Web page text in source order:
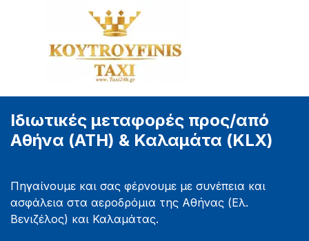
Παράλειψη μενού
Ιδιωτικές μεταφορές προς/από
Αθήνα (ATH) & Καλαμάτα (KLX)
Πηγαίνουμε και σας φέρνουμε με συνέπεια και
ασφάλεια στα αεροδρόμια της Αθήνας (Ελ.
Βενιζέλος) και Καλαμάτας.